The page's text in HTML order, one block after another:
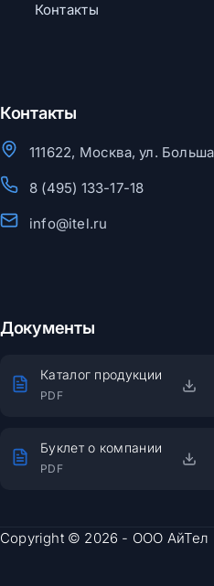
Контакты
Контакты
111622, Москва, ул.
8 (495) 133-17-18
info@itel.ru
Документы
Каталог продукции
PDF
Буклет о компании
PDF
Copyright © 2026 - ООО АйТел